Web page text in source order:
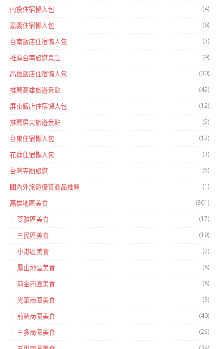
南投住宿懶人包 (4)
嘉義住宿懶人包 (6)
台南飯店住宿懶人包 (3)
推薦台南旅遊景點 (9)
高雄飯店住宿懶人包 (30)
推薦高雄旅遊景點 (42)
屏東飯店住宿懶人包 (12)
推薦屏東旅遊景點 (5)
台東住宿懶人包 (12)
花蓮住宿懶人包 (3)
台灣寺廟旅遊 (5)
國內外旅遊優質商品推薦 (1)
高雄地區美食 (301)
苓雅區美食 (17)
三民區美食 (19)
小港區美食 (2)
鳳山地區美食 (8)
前金商圈美食 (8)
光華商圈美食 (3)
前鎮商圈美食 (40)
三多商圈美食 (23)